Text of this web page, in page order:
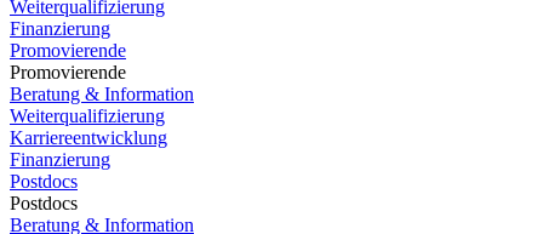
Weiterqualifizierung
Finanzierung
Promovierende
Promovierende
Beratung & Information
Weiterqualifizierung
Karriereentwicklung
Finanzierung
Postdocs
Postdocs
Beratung & Information